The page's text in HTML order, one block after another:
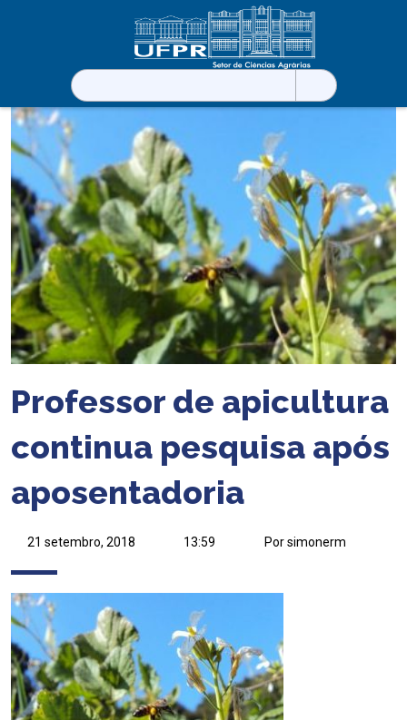
Pesquisar
por:
Professor de apicultura
continua pesquisa após
aposentadoria
21 setembro, 2018 13:59 Por simonerm